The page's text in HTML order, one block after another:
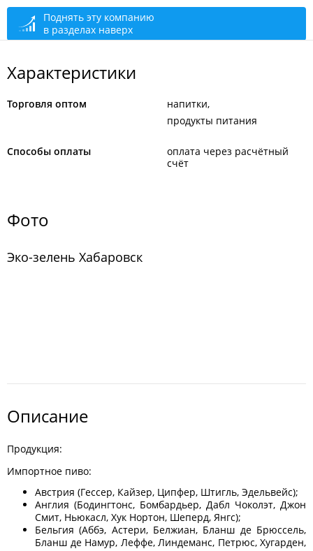
+7 (423) 290-86-66
сегодня закрыто
Поднять эту компанию
в разделах наверх
Характеристики
Торговля оптом
напитки
продукты питания
Способы оплаты
оплата через расчётный
счёт
Фото
Эко-зелень Хабаровск
Описание
Продукция:
Импортное пиво:
Австрия (Гессер, Кайзер, Ципфер, Штигль, Эдельвейс);
Англия (Бодингтонс, Бомбардьер, Дабл Чоколэт, Джон
Смит, Ньюкасл, Хук Нортон, Шеперд, Янгс);
Бельгия (Аббэ, Астери, Белжиан, Бланш де Брюссель,
Бланш де Намур, Леффе, Линдеманс, Петрюс, Хугарден,